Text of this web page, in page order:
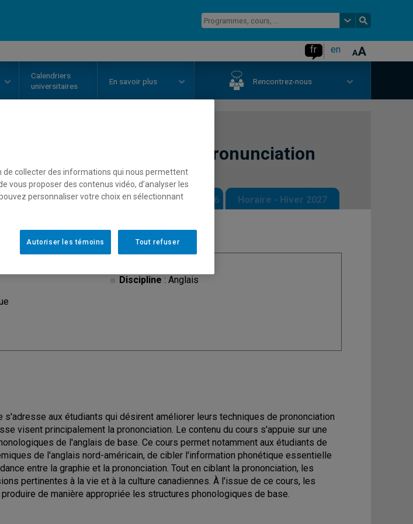
fr en
Calendriers
universitaires
En savoir plus Rencontrez-nous
Elementary English Pronunciation
Horaire - Été 2026 Horaire - Automne 2026 Horaire - Hiver 2027
Discipline : Anglais
s'adresse aux étudiants qui désirent améliorer leurs techniques de prononciation
visent principalement la prononciation. Le contenu du cours s'appuie sur une
de l'anglais de base. Ce cours permet notamment aux étudiants de
de l'anglais nord-américain, de cibler l'information phonétique essentielle
entre la graphie et la prononciation. Tout en ciblant la prononciation, les
pertinentes à la vie et à la culture canadiennes. À l'issue de ce cours, les
de manière appropriée les structures phonologiques de base.
de collecter des informations qui nous permettent
vous proposer des contenus vidéo, d’analyser les
personnaliser votre choix en sélectionnant
Tout refuser
Autoriser les témoins